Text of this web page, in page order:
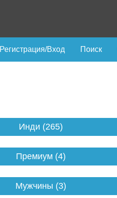
Регистрация/Вход Поиск
Инди (265)
Премиум (4)
Мужчины (3)